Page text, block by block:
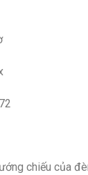
chiếu của